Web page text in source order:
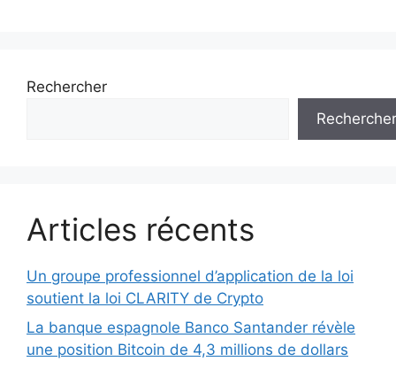
Rechercher
Rechercher
Articles récents
Un groupe professionnel d’application de la loi
soutient la loi CLARITY de Crypto
La banque espagnole Banco Santander révèle
une position Bitcoin de 4,3 millions de dollars